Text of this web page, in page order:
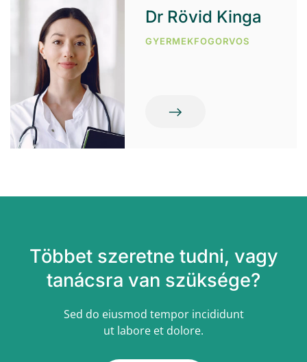
Dr Rövid Kinga
GYERMEKFOGORVOS
Többet szeretne tudni, vagy
tanácsra van szüksége?
Sed do eiusmod tempor incididunt
ut labore et dolore.